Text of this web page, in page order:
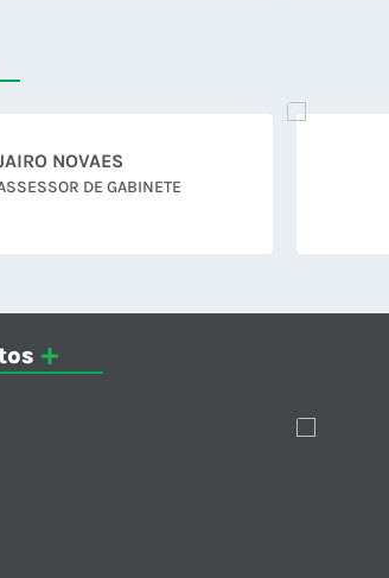
MIGLIORANZA
JURIDICA